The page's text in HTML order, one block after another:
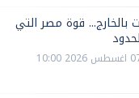
بالخارج... قوة مصر التي
الجمعة، 07 اغسطس 2026 10:00